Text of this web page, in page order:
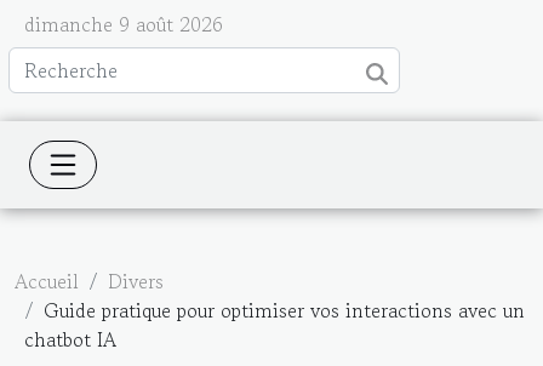
dimanche 9 août 2026
Accueil
Divers
Guide pratique pour optimiser vos interactions avec un
chatbot IA